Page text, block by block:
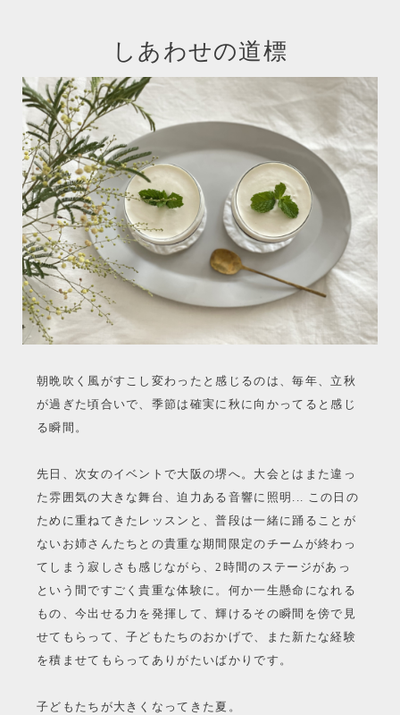
しあわせの道標
朝晩吹く風がすこし変わったと感じるのは、毎年、立秋
が過ぎた頃合いで、季節は確実に秋に向かってると感じ
る瞬間。
先日、次女のイベントで大阪の堺へ。大会とはまた違っ
た雰囲気の大きな舞台、迫力ある音響に照明... この日の
ために重ねてきたレッスンと、普段は一緒に踊ることが
ないお姉さんたちとの貴重な期間限定のチームが終わっ
てしまう寂しさも感じながら、2時間のステージがあっ
という間ですごく貴重な体験に。何か一生懸命になれる
もの、今出せる力を発揮して、輝けるその瞬間を傍で見
せてもらって、子どもたちのおかげで、また新たな経験
を積ませてもらってありがたいばかりです。
子どもたちが大きくなってきた夏。